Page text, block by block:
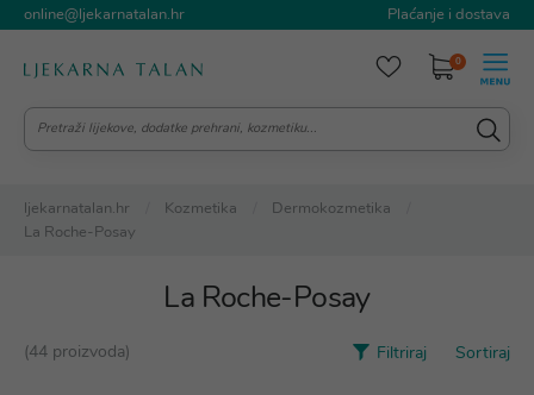
online@ljekarnatalan.hr Plaćanje i dostava
0
ljekarnatalan.hr Kozmetika
Dermokozmetika
La Roche-Posay
La Roche-Posay
(44 proizvoda) Filtriraj Sortiraj